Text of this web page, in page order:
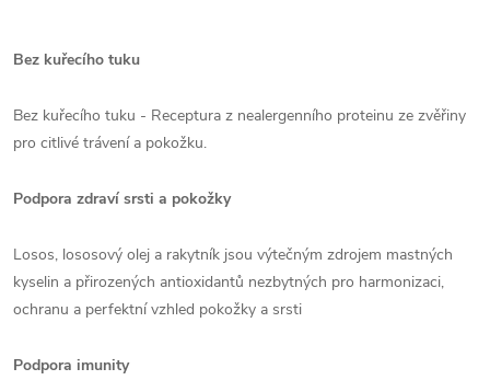
Bez kuřecího tuku
Bez kuřecího tuku - Receptura z nealergenního proteinu ze zvěřiny
pro citlivé trávení a pokožku.
Podpora zdraví srsti a pokožky
Losos, lososový olej a rakytník jsou výtečným zdrojem mastných
kyselin a přirozených antioxidantů nezbytných pro harmonizaci,
ochranu a perfektní vzhled pokožky a srsti
Podpora imunity